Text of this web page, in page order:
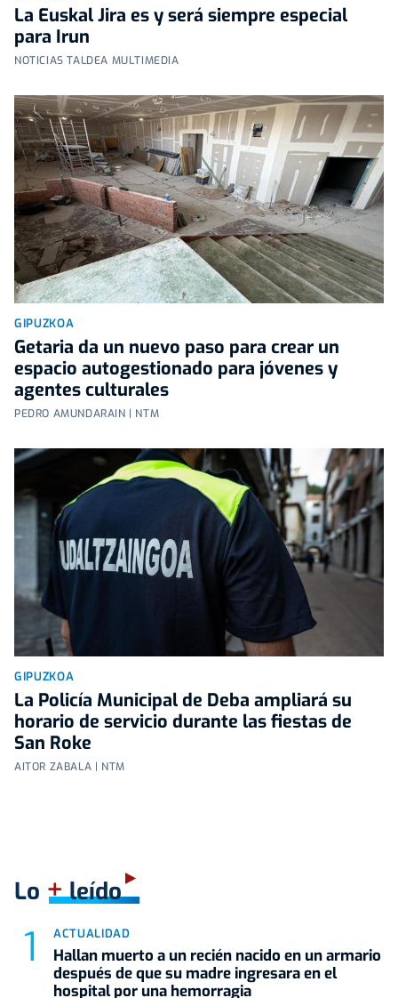
La Euskal Jira es y será siempre especial
para Irun
NOTICIAS TALDEA MULTIMEDIA
GIPUZKOA
Getaria da un nuevo paso para crear un
espacio autogestionado para jóvenes y
agentes culturales
PEDRO AMUNDARAIN | NTM
GIPUZKOA
La Policía Municipal de Deba ampliará su
horario de servicio durante las fiestas de
San Roke
AITOR ZABALA | NTM
Lo +leído
ACTUALIDAD
Hallan muerto a un recién nacido en un armario
después de que su madre ingresara en el
hospital por una hemorragia